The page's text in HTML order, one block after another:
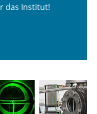
das Institut!